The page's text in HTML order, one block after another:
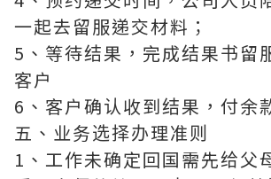
一起去留服递交材料；
5、等待结果，完成结果书留
客户
6、客户确认收到结果，付余
五、业务选择办理准则
1、工作未确定回国需先给父